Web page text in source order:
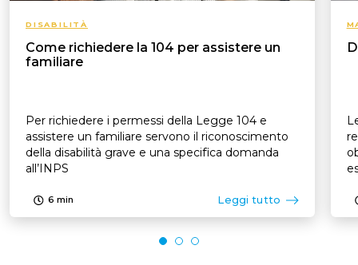
DISABILITÀ
Come richiedere la 104 per assistere un
familiare
Per richiedere i permessi della Legge 104 e
assistere un familiare servono il riconoscimento
della disabilità grave e una specifica domanda
all’INPS
6 min Leggi tutto